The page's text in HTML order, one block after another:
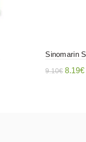
Sinomarin
9.10€ 8.19€